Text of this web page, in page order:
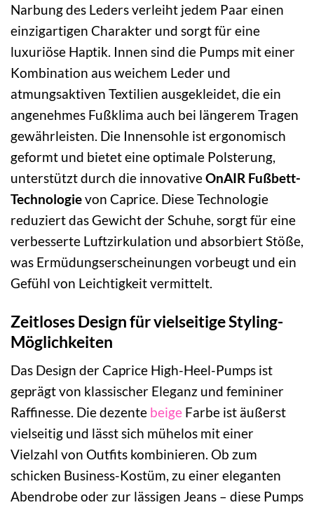
Narbung des Leders verleiht jedem Paar einen
einzigartigen Charakter und sorgt für eine
luxuriöse Haptik. Innen sind die Pumps mit einer
Kombination aus weichem Leder und
atmungsaktiven Textilien ausgekleidet, die ein
angenehmes Fußklima auch bei längerem Tragen
gewährleisten. Die Innensohle ist ergonomisch
geformt und bietet eine optimale Polsterung,
unterstützt durch die innovativeOnAIR Fußbett-
Technologievon Caprice. Diese Technologie
reduziert das Gewicht der Schuhe, sorgt für eine
verbesserte Luftzirkulation und absorbiert Stöße,
was Ermüdungserscheinungen vorbeugt und ein
Gefühl von Leichtigkeit vermittelt.
Zeitloses Design für vielseitige Styling-
Möglichkeiten
Das Design der Caprice High-Heel-Pumps ist
geprägt von klassischer Eleganz und femininer
Raffinesse. Die dezente beige Farbe ist äußerst
vielseitig und lässt sich mühelos mit einer
Vielzahl von Outfits kombinieren. Ob zum
schicken Business-Kostüm, zu einer eleganten
Abendrobe oder zur lässigen Jeans – diese Pumps